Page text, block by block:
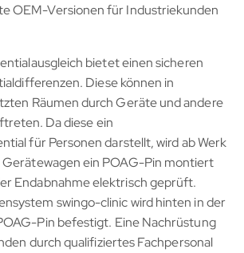
OEM-Versionen für Industriekunden
bietet einen sicheren
Diese können in
Räumen durch Geräte und andere
Da diese ein
für Personen darstellt, wird ab Werk
Gerätewagen ein POAG-Pin montiert
Endabnahme elektrisch geprüft.
swingo-clinic wird hinten in der
Pin befestigt. Eine Nachrüstung
durch qualifiziertes Fachpersonal